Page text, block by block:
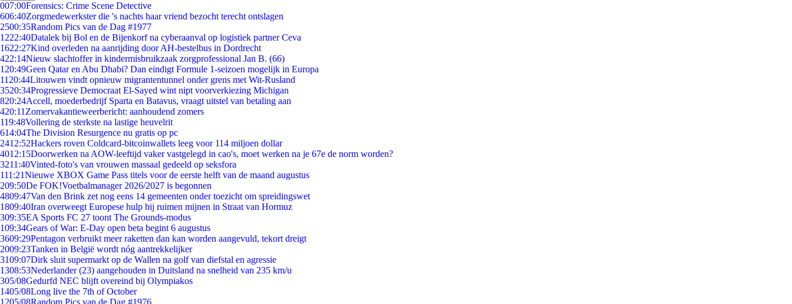
007:00Forensics: Crime Scene Detective
606:40Zorgmedewerkster die 's nachts haar vriend bezocht terecht ontslagen
2500:35Random Pics van de Dag #1977
1222:40Datalek bij Bol en de Bijenkorf na cyberaanval op logistiek partner Ceva
1622:27Kind overleden na aanrijding door AH-bestelbus in Dordrecht
422:14Nieuw slachtoffer in kindermisbruikzaak zorgprofessional Jan B. (66)
1 20:49Geen Qatar en Abu Dhabi? Dan eindigt Formule 1-seizoen mogelijk in Europa
11 20:44Litouwen vindt opnieuw migrantentunnel onder grens met Wit-Rusland
3520:34Progressieve Democraat El-Sayed wint nipt voorverkiezing Michigan
820:24Accell, moederbedrijf Sparta en Batavus, vraagt uitstel van betaling aan
420:11 Zomervakantieweerbericht: aanhoudend zomers
119:48Vollering de sterkste na lastige heuvelrit
614:04The Division Resurgence nu gratis op pc
2412:52Hackers roven Coldcard-bitcoinwallets leeg voor 114 miljoen dollar
4012:15Doorwerken na AOW-leeftijd vaker vastgelegd in cao's, moet werken na je 67e de norm worden?
3211:40Vinted-foto's van vrouwen massaal gedeeld op seksfora
111:21Nieuwe XBOX Game Pass titels voor de eerste helft van de maand augustus
209:50De FOK!Voetbalmanager 2026/2027 is begonnen
4809:47Van den Brink zet nog eens 14 gemeenten onder toezicht om spreidingswet
1809:40Iran overweegt Europese hulp bij ruimen mijnen in Straat van Hormuz
309:35EA Sports FC 27 toont The Grounds-modus
109:34Gears of War: E-Day open beta begint 6 augustus
3609:29Pentagon verbruikt meer raketten dan kan worden aangevuld, tekort dreigt
2009:23Tanken in België wordt nóg aantrekkelijker
3109:07Dirk sluit supermarkt op de Wallen na golf van diefstal en agressie
1308:53Nederlander (23) aangehouden in Duitsland na snelheid van 235 km/u
305/08Gedurfd NEC blijft overeind bij Olympiakos
1405/08Long live the 7th of October
1205/08Random Pics van de Dag #1976